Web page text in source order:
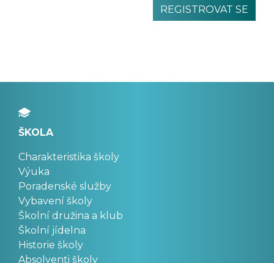
ŠKOLA
Charakteristika školy
Výuka
Poradenské služby
Vybavení školy
Školní družina a klub
Školní jídelna
Historie školy
Absolventi školy